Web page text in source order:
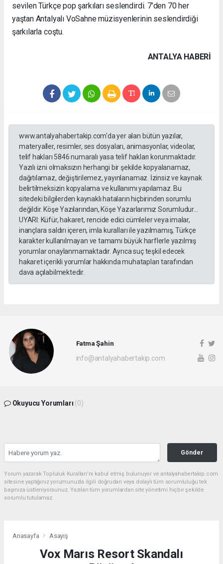
sevilen Türkçe pop şarkıları seslendirdi. 7’den 70 her
yaştan Antalyalı VoSahne müzisyenlerinin seslendirdiği
şarkılarla coştu.
ANTALYA HABERİ
www.antalyahabertakip.com'da yer alan bütün yazılar,
materyaller, resimler, ses dosyaları, animasyonlar, videolar,
telif hakları 5846 numaralı yasa telif hakları korunmaktadır.
Yazılı izni olmaksızın herhangi bir şekilde kopyalanamaz,
dağıtılamaz, değiştirilemez, yayınlanamaz. İzinsiz ve kaynak
belirtilmeksizin kopyalama ve kullanımı yapılamaz. Bu
sitedeki bilgilerden kaynaklı hataların hiçbirinden sorumlu
değildir. Köşe Yazılarından, Köşe Yazarlarımız Sorumludur...
UYARI: Küfür, hakaret, rencide edici cümleler veya imalar,
inançlara saldırı içeren, imla kuralları ile yazılmamış, Türkçe
karakter kullanılmayan ve tamamı büyük harflerle yazılmış
yorumlar onaylanmamaktadır. Ayrıca suç teşkil edecek
hakaret içerikli yorumlar hakkında muhatapları tarafından
dava açılabilmektedir.
Fatma Şahin
info@antalyahabertakip.com
Okuyucu Yorumları (0)
Gönder
Yorum yazarak Topluluk Kuralları’nı kabul etmiş bulunuyor ve antalyahabertakip.com
sitesine yaptığınız yorumunuzla ilgili doğrudan veya dolaylı tüm sorumluluğu tek
başınıza üstleniyorsunuz. Yazılan tüm yorumlardan site yönetimi hiçbir şekilde
sorumlu tutulamaz.
Anasayfa Asayiş
Vox Marıs Resort Skandalı